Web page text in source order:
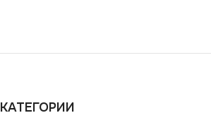
КАТЕГОРИИ